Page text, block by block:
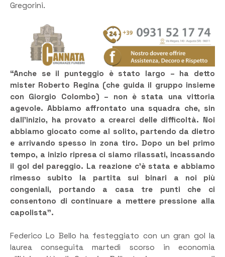
Gregorini.
“Anche se il punteggio è stato largo – ha detto
mister Roberto Regina (che guida il gruppo insieme
con Giorgio Colombo) – non è stata una vittoria
agevole. Abbiamo affrontato una squadra che, sin
dall’inizio, ha provato a crearci delle difficoltà. Noi
abbiamo giocato come al solito, partendo da dietro
e arrivando spesso in zona tiro. Dopo un bel primo
tempo, a inizio ripresa ci siamo rilassati, incassando
il gol del pareggio. La reazione c’è stata e abbiamo
rimesso subito la partita sui binari a noi più
congeniali, portando a casa tre punti che ci
consentono di continuare a mettere pressione alla
capolista”.
Federico Lo Bello ha festeggiato con un gran gol la
laurea conseguita martedì scorso in economia